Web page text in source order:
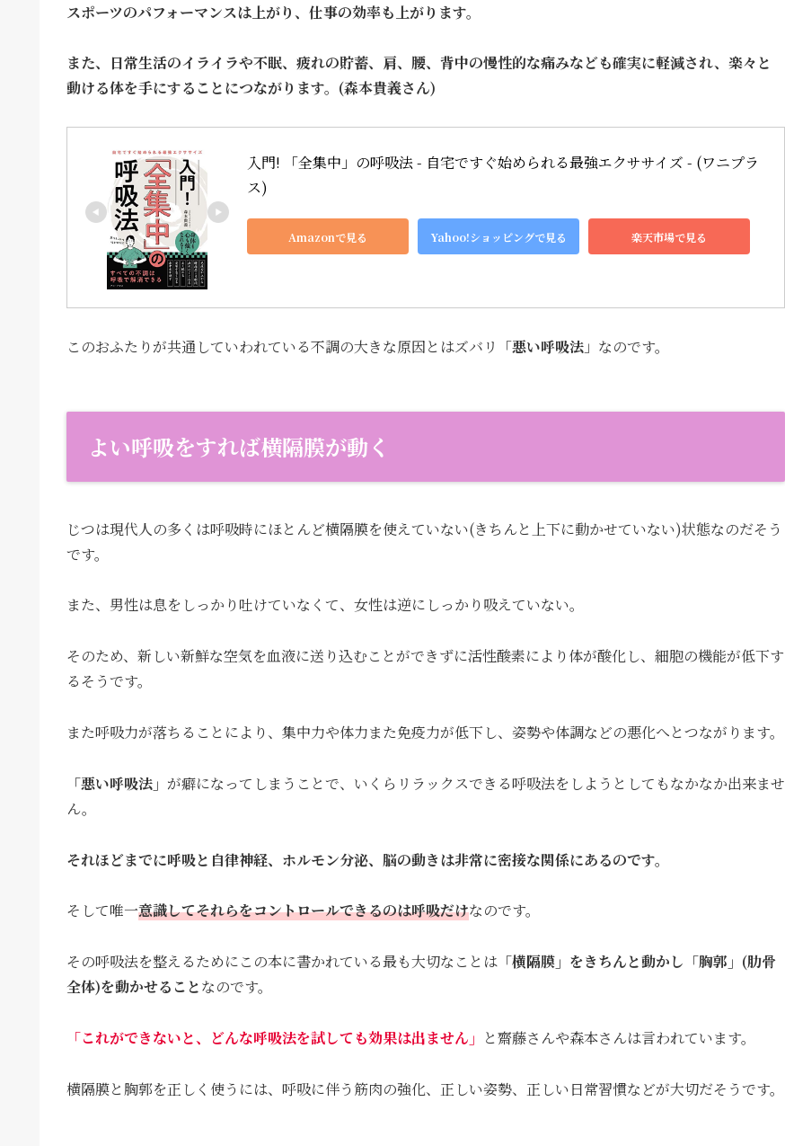
スポーツのパフォーマンスは上がり、仕事の効率も上がります。
また、日常生活のイライラや不眠、疲れの貯蓄、肩、腰、背中の慢性的な痛みなども確実に軽減され、楽々と
動ける体を手にすることにつながります。(森本貴義さん)
入門! 「全集中」の呼吸法 - 自宅ですぐ始められる最強エクササイズ - (ワニプラ
ス)
Amazonで見る Yahoo!ショッピングで見る 楽天市場で見る
このおふたりが共通していわれている不調の大きな原因とはズバリ「悪い呼吸法 」なのです。
よい呼吸をすれば横隔膜が動く
じつは現代人の多くは呼吸時にほとんど横隔膜を使えていない(きちんと上下に動かせていない)状態なのだそう
です。
また、男性は息をしっかり吐けていなくて、女性は逆にしっかり吸えていない。
そのため、新しい新鮮な空気を血液に送り込むことができずに活性酸素により体が酸化し、細胞の機能が低下す
るそうです。
また呼吸力が落ちることにより、集中力や体力また免疫力が低下し、姿勢や体調などの悪化へとつながります。
「悪い呼吸法」 が癖になってしまうことで、いくらリラックスできる呼吸法をしようとしてもなかなか出来ませ
ん。
それほどまでに呼吸と自律神経、ホルモン分泌、脳の動きは非常に密接な関係にあるのです。
そして唯一意識してそれらをコントロールできるのは呼吸だけなのです。
その呼吸法を整えるためにこの本に書かれている最も大切なことは 「横隔膜」をきちんと動かし「胸郭」(肋骨
全体)を動かせることなのです。
「これができないと、どんな呼吸法を試しても効果は出ません」 と齋藤さんや森本さんは言われています。
横隔膜と胸郭を正しく使うには、呼吸に伴う筋肉の強化、正しい姿勢、正しい日常習慣などが大切だそうです。